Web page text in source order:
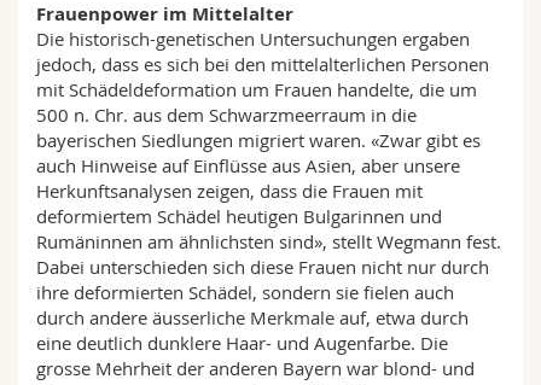
Frauenpower im Mittelalter
Die historisch-genetischen Untersuchungen ergaben
jedoch, dass es sich bei den mittelalterlichen Personen
mit Schädeldeformation um Frauen handelte, die um
500 n. Chr. aus dem Schwarzmeerraum in die
bayerischen Siedlungen migriert waren. «Zwar gibt es
auch Hinweise auf Einflüsse aus Asien, aber unsere
Herkunftsanalysen zeigen, dass die Frauen mit
deformiertem Schädel heutigen Bulgarinnen und
Rumäninnen am ähnlichsten sind», stellt Wegmann fest.
Dabei unterschieden sich diese Frauen nicht nur durch
ihre deformierten Schädel, sondern sie fielen auch
durch andere äusserliche Merkmale auf, etwa durch
eine deutlich dunklere Haar- und Augenfarbe. Die
grosse Mehrheit der anderen Bayern war blond- und